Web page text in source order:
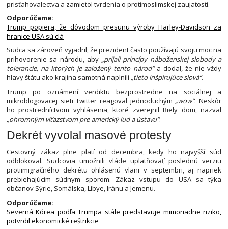
prisťahovalectva a zamietol tvrdenia o protimoslimskej zaujatosti.
Odporúčame:
Trump popiera, že dôvodom presunu výroby Harley-Davidson za
hranice USA sú clá
Sudca sa zároveň vyjadril, že prezident často používajú svoju moc na
prihovorenie sa národu, aby „prijali princípy náboženskej slobody a
tolerancie, na ktorých je založený tento národ“a dodal, že nie vždy
hlavy štátu ako krajina samotná naplnili „tieto inšpirujúce slová“.
Trump po oznámení verdiktu bezprostredne na sociálnej a
mikroblogovacej sieti Twitter reagoval jednoduchým „wow“. Neskôr
ho prostredníctvom vyhlásenia, ktoré zverejnil Biely dom, nazval
„ohromným víťazstvom pre americký ľud a ústavu“.
Dekrét vyvolal masové protesty
Cestovný zákaz plne platí od decembra, kedy ho najvyšší súd
odblokoval. Sudcovia umožnili vláde uplatňovať poslednú verziu
protiimigračného dekrétu ohlásenú vlani v septembri, aj napriek
prebiehajúcim súdnym sporom. Zákaz vstupu do USA sa týka
občanov Sýrie, Somálska, Líbye, Iránu a Jemenu.
Odporúčame:
Severná Kórea podľa Trumpa stále predstavuje mimoriadne riziko,
potvrdil ekonomické reštrikcie